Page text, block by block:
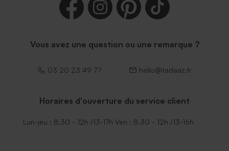
Vous avez une question ou une remarque ?
03 20 23 49 77 hello@tadaaz.fr
Horaires d'ouverture du service client
Lun-jeu : 8.30 - 12h /13-17h Ven : 8.30 - 12h /13-16h